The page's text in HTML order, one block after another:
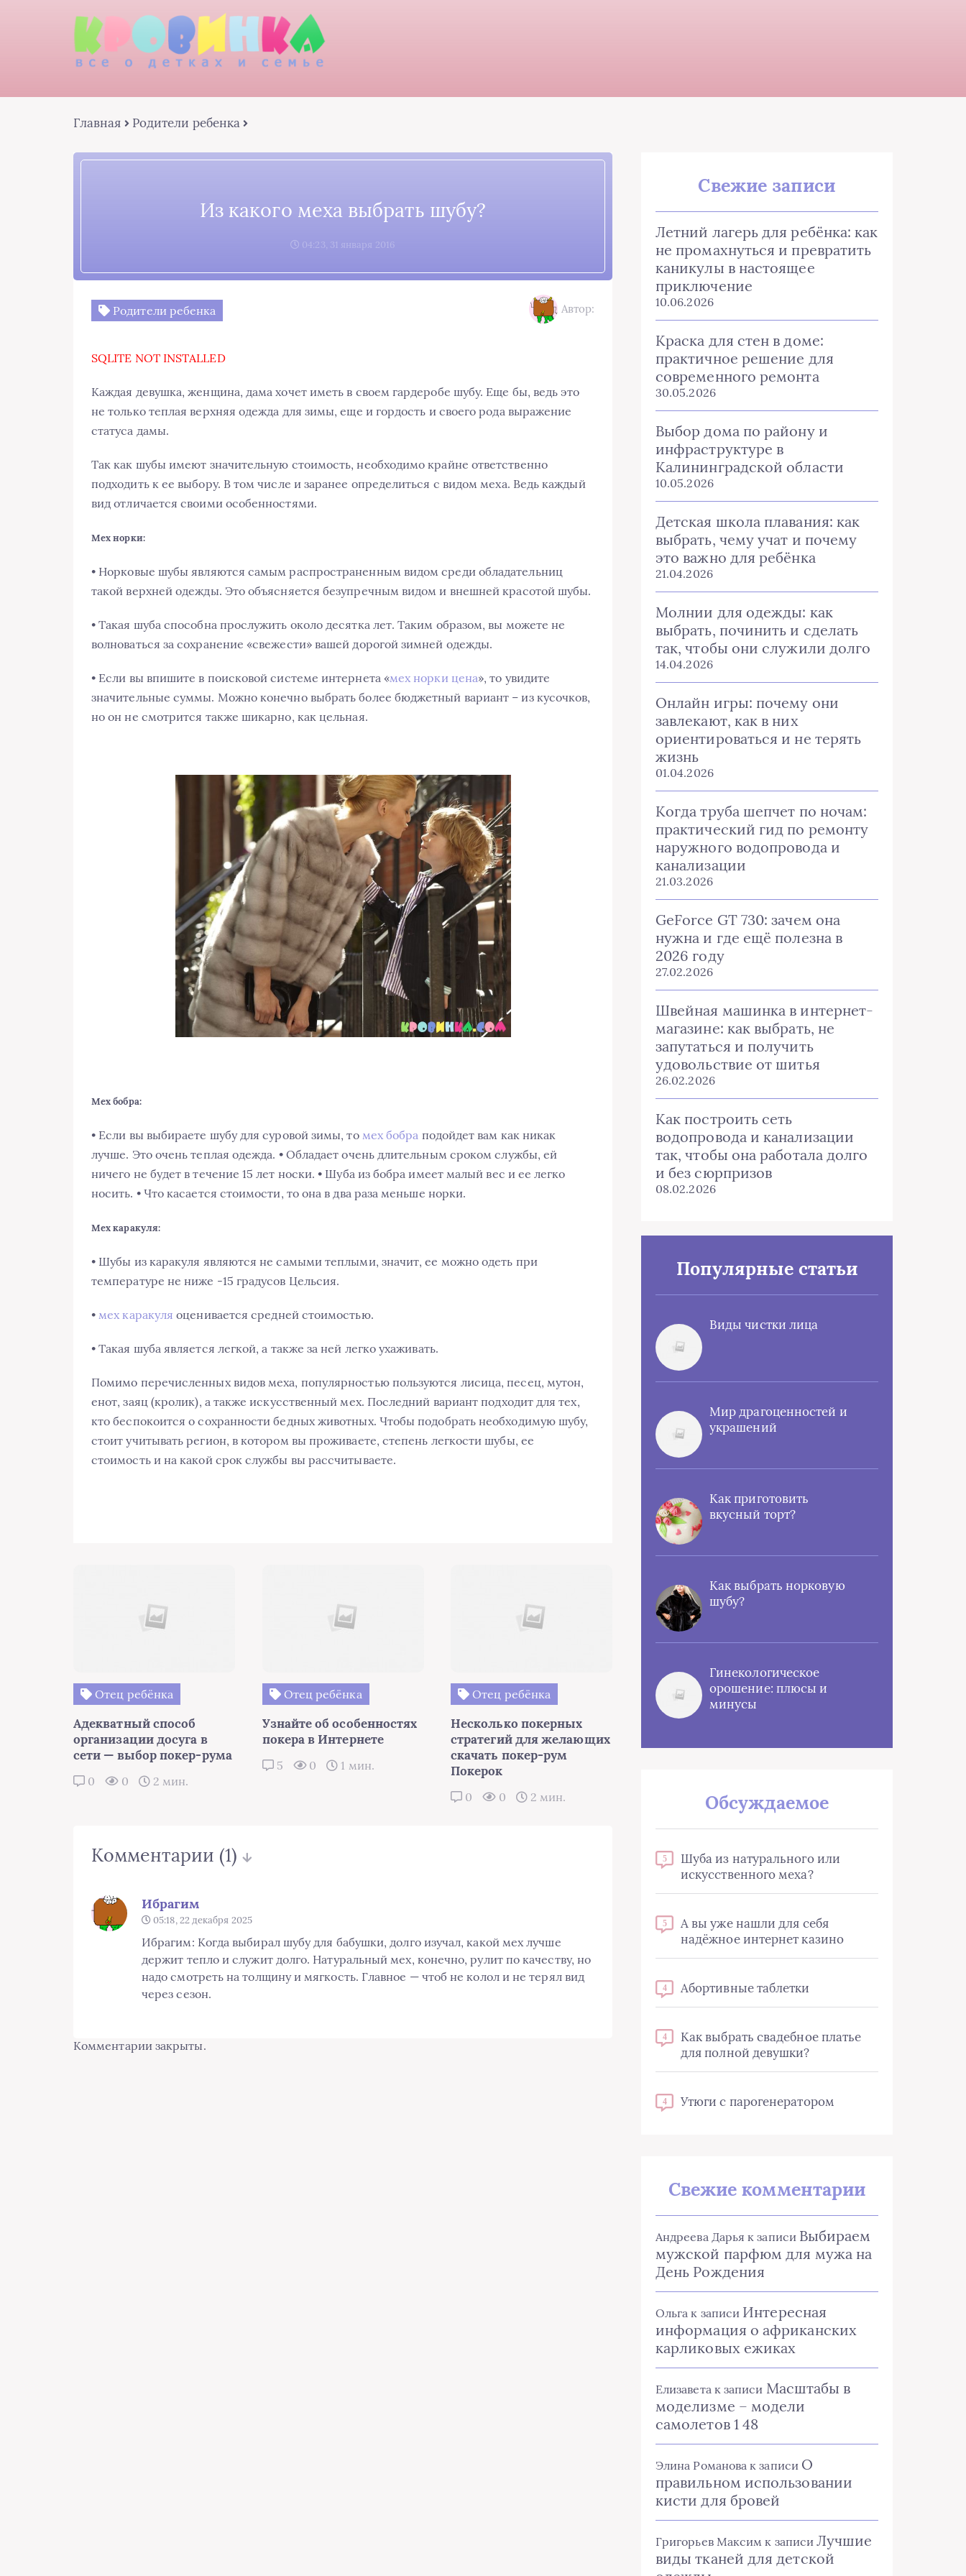
Главная Родители ребенка
Из какого меха выбрать шубу?
04:23, 31 января 2016
Родители ребенка Автор:
SQLITE NOT INSTALLED
Каждая девушка, женщина, дама хочет иметь в своем гардеробе шубу. Еще бы, ведь это
не только теплая верхняя одежда для зимы, еще и гордость и своего рода выражение
статуса дамы.
Так как шубы имеют значительную стоимость, необходимо крайне ответственно
подходить к ее выбору. В том числе и заранее определиться с видом меха. Ведь каждый
вид отличается своими особенностями.
Мех норки:
• Норковые шубы являются самым распространенным видом среди обладательниц
такой верхней одежды. Это объясняется безупречным видом и внешней красотой шубы.
• Такая шуба способна прослужить около десятка лет. Таким образом, вы можете не
волноваться за сохранение «свежести» вашей дорогой зимней одежды.
• Если вы впишите в поисковой системе интернета «мех норки цена», то увидите
значительные суммы. Можно конечно выбрать более бюджетный вариант – из кусочков,
но он не смотрится также шикарно, как цельная.
Мех бобра:
• Если вы выбираете шубу для суровой зимы, то мех бобра подойдет вам как никак
лучше. Это очень теплая одежда. • Обладает очень длительным сроком службы, ей
ничего не будет в течение 15 лет носки. • Шуба из бобра имеет малый вес и ее легко
носить. • Что касается стоимости, то она в два раза меньше норки.
Мех каракуля:
• Шубы из каракуля являются не самыми теплыми, значит, ее можно одеть при
температуре не ниже -15 градусов Цельсия.
• мех каракуля оценивается средней стоимостью.
• Такая шуба является легкой, а также за ней легко ухаживать.
Помимо перечисленных видов меха, популярностью пользуются лисица, песец, мутон,
енот, заяц (кролик), а также искусственный мех. Последний вариант подходит для тех,
кто беспокоится о сохранности бедных животных. Чтобы подобрать необходимую шубу,
стоит учитывать регион, в котором вы проживаете, степень легкости шубы, ее
стоимость и на какой срок службы вы рассчитываете.
Отец ребёнка
Адекватный способ
организации досуга в
сети — выбор покер-рума
0 0 2 мин.
Отец ребёнка
Узнайте об особенностях
покера в Интернете
5 0 1 мин.
Отец ребёнка
Несколько покерных
стратегий для желающих
скачать покер-рум
Покерок
0 0 2 мин.
Комментарии (1)
Ибрагим
05:18, 22 декабря 2025
Ибрагим: Когда выбирал шубу для бабушки, долго изучал, какой мех лучше
держит тепло и служит долго. Натуральный мех, конечно, рулит по качеству, но
надо смотреть на толщину и мягкость. Главное — чтоб не колол и не терял вид
через сезон.
Комментарии закрыты.
Свежие записи
Летний лагерь для ребёнка: как
не промахнуться и превратить
каникулы в настоящее
приключение
10.06.2026
Краска для стен в доме:
практичное решение для
современного ремонта
30.05.2026
Выбор дома по району и
инфраструктуре в
Калининградской области
10.05.2026
Детская школа плавания: как
выбрать, чему учат и почему
это важно для ребёнка
21.04.2026
Молнии для одежды: как
выбрать, починить и сделать
так, чтобы они служили долго
14.04.2026
Онлайн игры: почему они
завлекают, как в них
ориентироваться и не терять
жизнь
01.04.2026
Когда труба шепчет по ночам:
практический гид по ремонту
наружного водопровода и
канализации
21.03.2026
GeForce GT 730: зачем она
нужна и где ещё полезна в
2026 году
27.02.2026
Швейная машинка в интернет-
магазине: как выбрать, не
запутаться и получить
удовольствие от шитья
26.02.2026
Как построить сеть
водопровода и канализации
так, чтобы она работала долго
и без сюрпризов
08.02.2026
Популярные статьи
Виды чистки лица
Мир драгоценностей и
украшений
Как приготовить
вкусный торт?
Как выбрать норковую
шубу?
Гинекологическое
орошение: плюсы и
минусы
Обсуждаемое
5
Шуба из натурального или
искусственного меха?
5
А вы уже нашли для себя
надёжное интернет казино
4 Абортивные таблетки
4
Как выбрать свадебное платье
для полной девушки?
4 Утюги с парогенератором
Свежие комментарии
Андреева Дарья к записи Выбираем
мужской парфюм для мужа на
День Рождения
Ольга к записи Интересная
информация о африканских
карликовых ежиках
Елизаветак записи Масштабы в
моделизме – модели
самолетов 1 48
Элина Романова к записи О
правильном использовании
кисти для бровей
Григорьев Максим к записиЛучшие
виды тканей для детской